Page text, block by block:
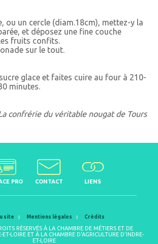
ou un cercle (diam.18cm), mettez-y la
et déposez une fine couche
fruits confits.
sur le tout.
glace et faites cuire au four à 210-
minutes.
confrérie du véritable nougat de Tours
PRO CONTACT LIENS
site Mentions légales Crédits
RÉSERVÉS À LA CHAMBRE DE MÉTIERS ET DE
ET-LOIRE ET À LA CHAMBRE D'AGRICULTURE D'INDRE-
ET-LOIRE